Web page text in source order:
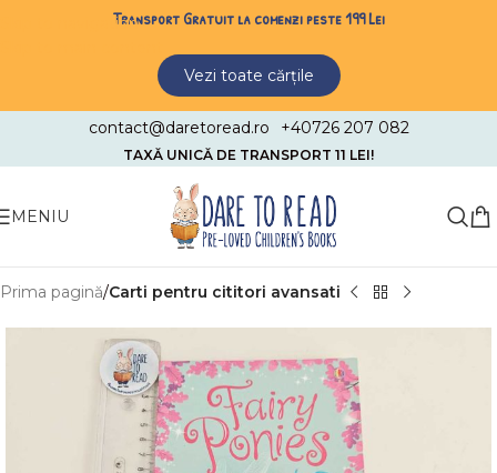
Skip to navigationTransport Gratuit la comenzi peste 199 Lei
Vezi toate cărțile
contact@daretoread.ro +40726 207 082
TAXĂ UNICĂ DE TRANSPORT 11 LEI!
MENIU
Prima pagină Carti pentru cititori avansati